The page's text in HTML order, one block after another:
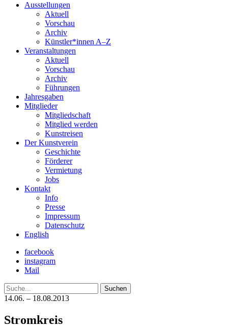
Ausstellungen
Aktuell
Vorschau
Archiv
Künstler*innen A–Z
Veranstaltungen
Aktuell
Vorschau
Archiv
Führungen
Jahresgaben
Mitglieder
Mitgliedschaft
Mitglied werden
Kunstreisen
Der Kunstverein
Geschichte
Förderer
Vermietung
Jobs
Kontakt
Info
Presse
Impressum
Datenschutz
English
facebook
instagram
Mail
Suche
14.06. – 18.08.2013
Stromkreis